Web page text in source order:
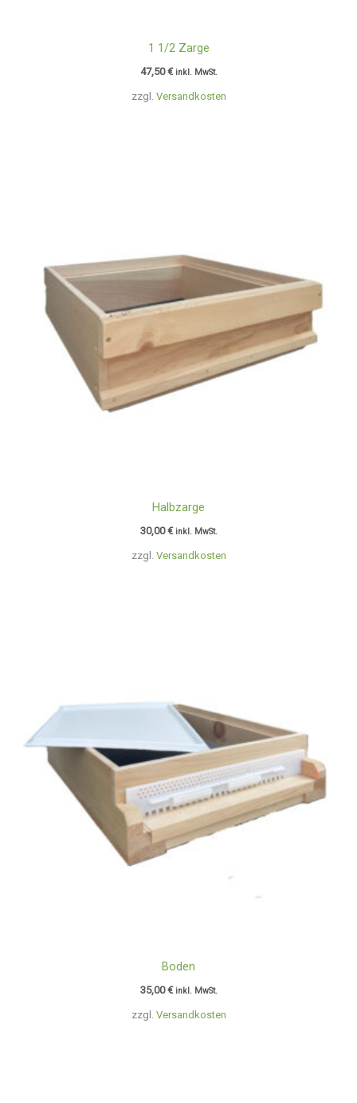
zzgl. Versandkosten
1 1/2 Zarge
47,50€ inkl. MwSt.
zzgl. Versandkosten
Halbzarge
30,00€ inkl. MwSt.
zzgl. Versandkosten
Boden
35,00€ inkl. MwSt.